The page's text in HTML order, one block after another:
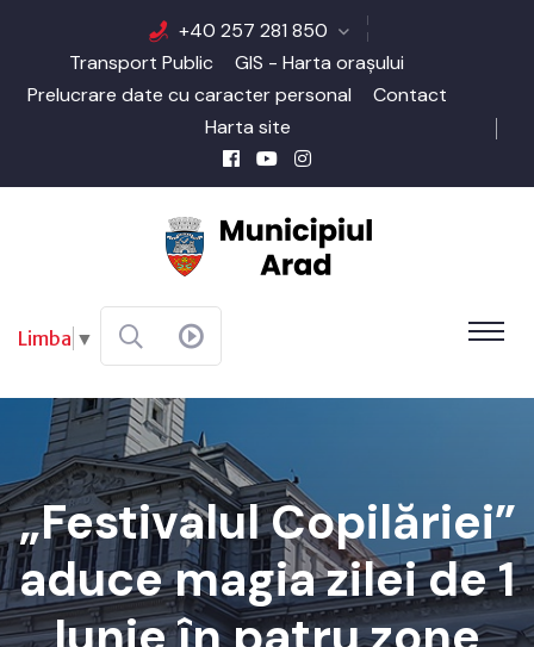
+40 257 281 850
Transport Public
GIS - Harta orașului
Prelucrare date cu caracter personal
Contact
Harta site
Limba ▼
„Festivalul Copilăriei”
aduce magia zilei de 1